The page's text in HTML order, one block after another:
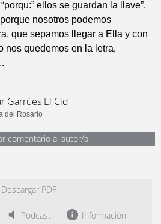
ellos se guardan la llave”.
nosotros podemos
que sepamos llegar a Ella y con
nos quedemos en la letra,
Garrúes El Cid
del Rosario
comentario al autor/a
Descargar PDF
Podcast Información